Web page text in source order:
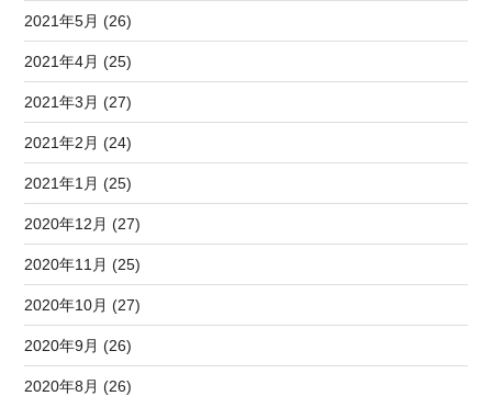
2021年5月 (26)
2021年4月 (25)
2021年3月 (27)
2021年2月 (24)
2021年1月 (25)
2020年12月 (27)
2020年11月 (25)
2020年10月 (27)
2020年9月 (26)
2020年8月 (26)